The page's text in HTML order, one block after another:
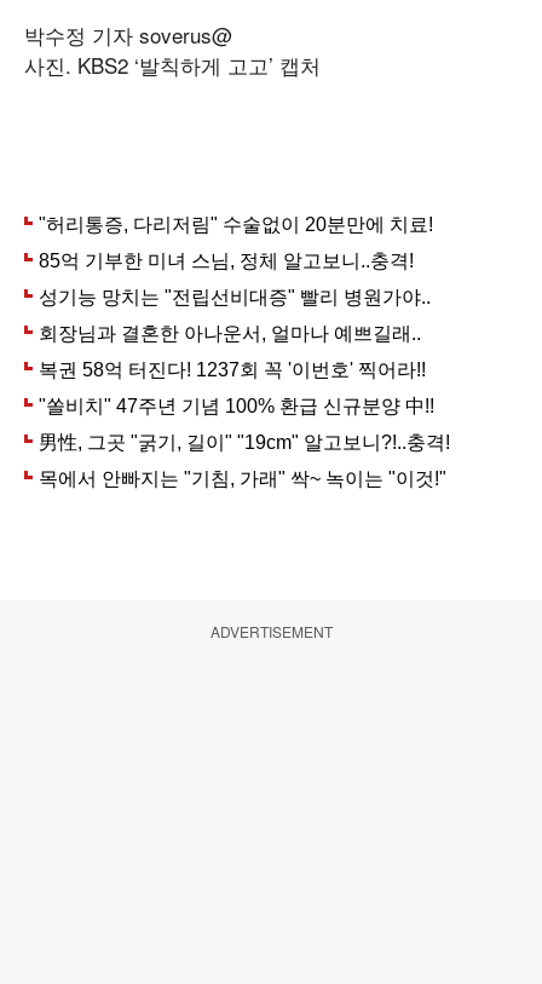
박수정 기자 soverus@
사진. KBS2 ‘발칙하게 고고’ 캡처
ADVERTISEMENT